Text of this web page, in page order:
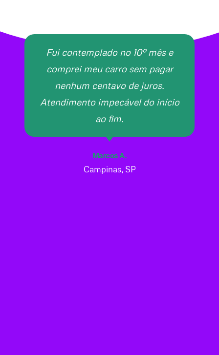
Fui contemplado no 10º mês e
comprei meu carro sem pagar
nenhum centavo de juros.
Atendimento impecável do início
ao fim.
Marcos A.
Campinas, SP